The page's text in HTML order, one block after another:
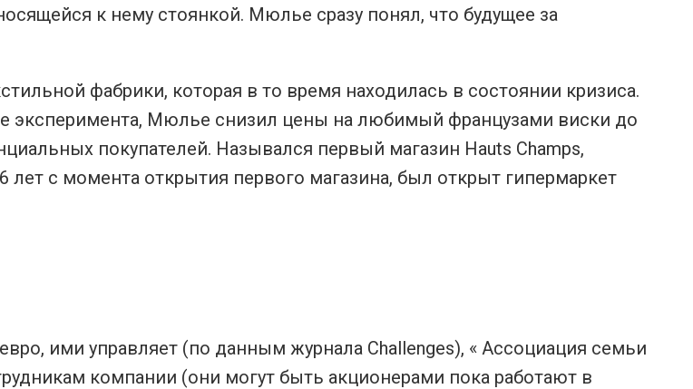
к нему стоянкой. Мюлье сразу понял, что будущее за
фабрики, которая в то время находилась в состоянии кризиса.
эксперимента, Мюлье снизил цены на любимый французами виски до
покупателей. Назывался первый магазин Hauts Champs,
с момента открытия первого магазина, был открыт гипермаркет
ими управляет (по данным журнала Challenges), « Ассоциация семьи
компании (они могут быть акционерами пока работают в